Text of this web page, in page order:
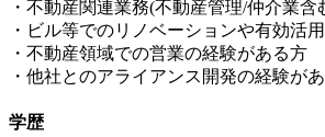
・不動産関連業務(不動産管理/仲介業
・ビル等でのリノベーションや有効活
・不動産領域での営業の経験がある方
・他社とのアライアンス開発の経験が
学歴